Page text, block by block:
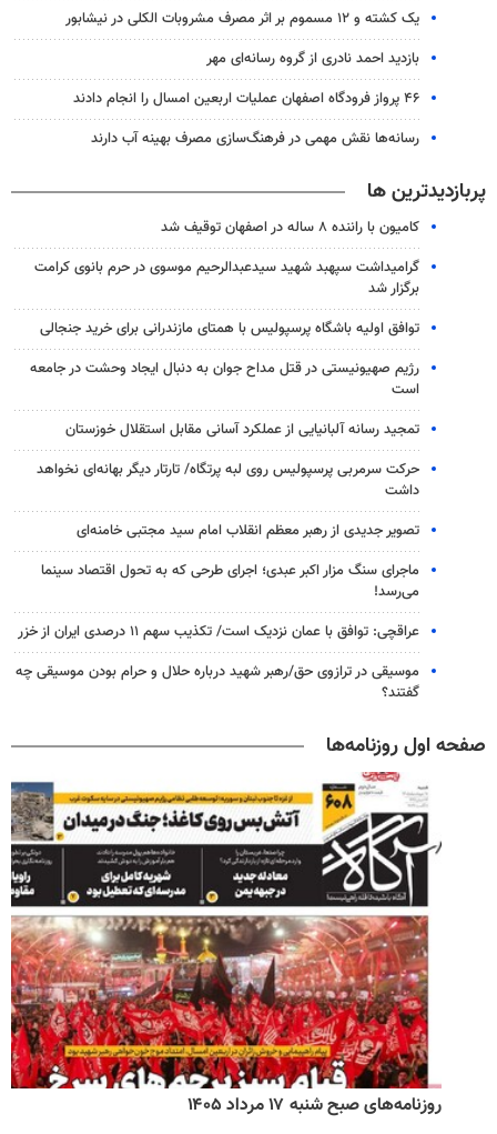
یک کشته و ۱۲ مسموم بر اثر مصرف مشروبات الکلی در نیشابور
بازدید احمد نادری از گروه رسانه‌ای مهر
۴۶ پرواز فرودگاه اصفهان عملیات اربعین امسال را انجام دادند
رسانه‌ها نقش مهمی در فرهنگ‌سازی مصرف بهینه آب دارند
پربازدیدترین ها
کامیون با راننده ۸ ساله در اصفهان توقیف شد
گرامیداشت سپهبد شهید سیدعبدالرحیم موسوی در حرم بانوی کرامت
برگزار شد
توافق اولیه باشگاه پرسپولیس با همتای مازندرانی برای خرید جنجالی
رژیم صهیونیستی در قتل مداح جوان به دنبال ایجاد وحشت در جامعه
است
تمجید رسانه آلبانیایی از عملکرد آسانی مقابل استقلال خوزستان
حرکت سرمربی پرسپولیس روی لبه پرتگاه/ تارتار دیگر بهانه‌ای نخواهد
داشت
تصویر جدیدی از رهبر معظم انقلاب امام سید مجتبی خامنه‌ای
ماجرای سنگ مزار اکبر عبدی؛ اجرای طرحی که به تحول اقتصاد سینما
می‌رسد!
عراقچی: توافق با عمان نزدیک است/ تکذیب سهم ۱۱ درصدی ایران از خزر
موسیقی در ترازوی حق/رهبر شهید درباره حلال و حرام بودن موسیقی چه
گفتند؟
صفحه اول روزنامه‌ها
روزنامه‌های صبح شنبه ۱۷ مرداد ۱۴۰۵